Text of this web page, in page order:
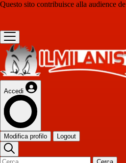
Questo sito contribuisce alla audience de
Accedi
Modifica profilo Logout